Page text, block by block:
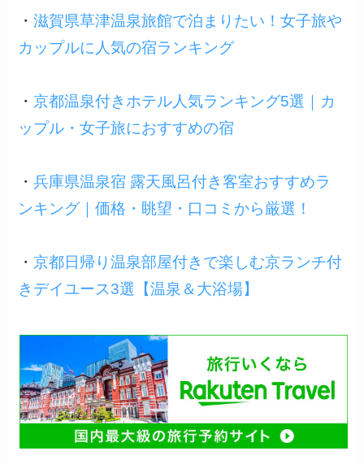
・滋賀県草津温泉旅館で泊まりたい！女子旅や
カップルに人気の宿ランキング
・京都温泉付きホテル人気ランキング5選｜カ
ップル・女子旅におすすめの宿
・兵庫県温泉宿 露天風呂付き客室おすすめラ
ンキング｜価格・眺望・口コミから厳選！
・京都日帰り温泉部屋付きで楽しむ京ランチ付
きデイユース3選【温泉＆大浴場】